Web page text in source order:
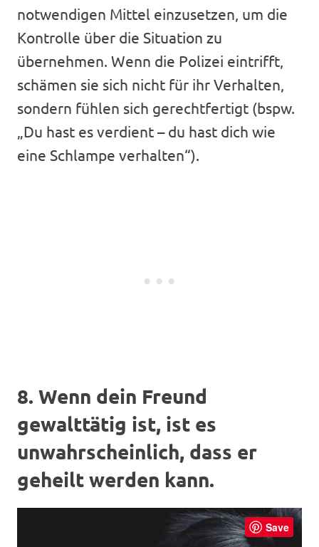
notwendigen Mittel einzusetzen, um die
Kontrolle über die Situation zu
übernehmen. Wenn die Polizei eintrifft,
schämen sie sich nicht für ihr Verhalten,
sondern fühlen sich gerechtfertigt (bspw.
„Du hast es verdient – du hast dich wie
eine Schlampe verhalten“).
8. Wenn dein Freund
gewalttätig ist, ist es
unwahrscheinlich, dass er
geheilt werden kann.
Save